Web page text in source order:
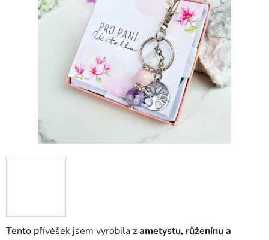
Tento přívěšek jsem vyrobila zametystu, růženínu a